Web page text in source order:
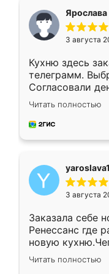
Ярослава
3 августа
Кухню здесь
телеграмм.
Согласовали
недели кухня
довольны
мебель за
Читать полностью
3 августа
Заказала себе
Ренессанс где
новую
вполне
два года,
Читать полностью